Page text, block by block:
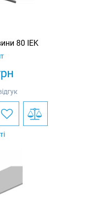
80 IEK